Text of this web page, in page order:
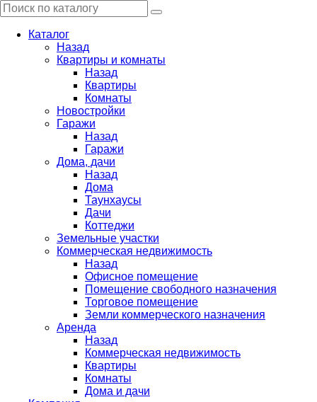
Каталог
Назад
Квартиры и комнаты
Назад
Квартиры
Комнаты
Новостройки
Гаражи
Назад
Гаражи
Дома, дачи
Назад
Дома
Таунхаусы
Дачи
Коттеджи
Земельные участки
Коммерческая недвижимость
Назад
Офисное помещение
Помещение свободного назначения
Торговое помещение
Земли коммерческого назначения
Аренда
Назад
Коммерческая недвижимость
Квартиры
Комнаты
Дома и дачи